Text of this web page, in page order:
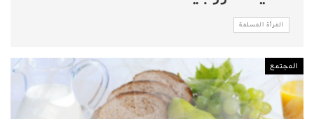
المرأة المسلمة
المجتمع